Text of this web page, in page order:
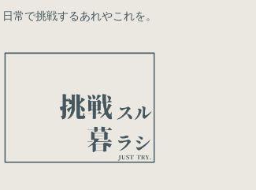
日常で挑戦するあれやこれを。